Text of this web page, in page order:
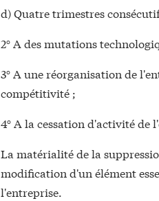
d) Quatre trimestres
2° A des mutations
3° A une réorganisation de
compétitivité ;
4° A la cessation d'activité de
La matérialité de la
modification d'un élément
l'entreprise.